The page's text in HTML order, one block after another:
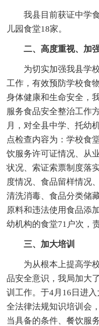
我县目前获证中学食
儿园食堂18家。
二、高度重视、加
为切实加强我县学校
工作，有效预防学校食
身体健康和生命安全，
服务食品安全整治工作
月，对全县中学、托幼
点检查内容为：学校食
饮服务许可证情况、从
状况、索证索票制度落
度情况、食品留样情况
清洗消毒、食品分类储
原料和违法使用食品添
幼机构的食堂71户次，
三、加大培训
为从根本上提高学校
品安全意识，我局加大
训工作。于4月16日进
全法律法规知识培训会
当具备的条件、餐饮服